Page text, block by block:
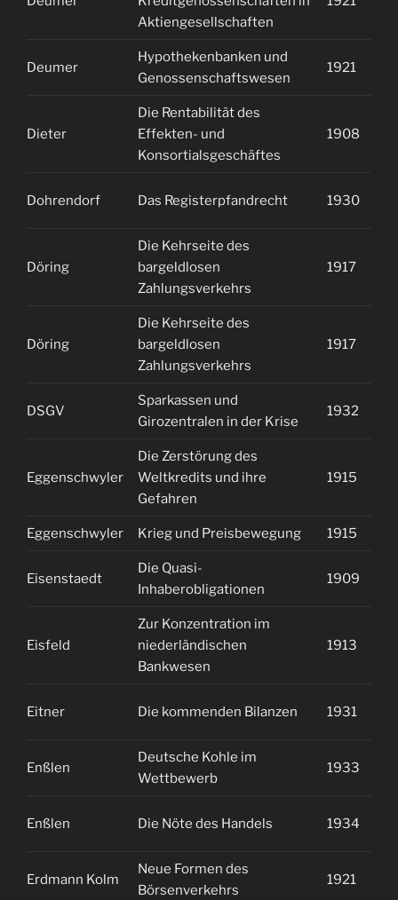
Aktiengesellschaften
Deumer
Hypothekenbanken und
Genossenschaftswesen
1921
Dieter
Die Rentabilität des
Effekten- und
Konsortialsgeschäftes
1908
Dohrendorf Das Registerpfandrecht 1930
Döring
Die Kehrseite des
bargeldlosen
Zahlungsverkehrs
1917
Döring
Die Kehrseite des
bargeldlosen
Zahlungsverkehrs
1917
DSGV
Sparkassen und
Girozentralen in der Krise
1932
Eggenschwyler
Die Zerstörung des
Weltkredits und ihre
Gefahren
1915
Eggenschwyler Krieg und Preisbewegung 1915
Eisenstaedt
Die Quasi-
Inhaberobligationen
1909
Eisfeld
Zur Konzentration im
niederländischen
Bankwesen
1913
Eitner Die kommenden Bilanzen 1931
Enßlen
Deutsche Kohle im
Wettbewerb
1933
Enßlen Die Nöte des Handels 1934
Erdmann Kolm
Neue Formen des
Börsenverkehrs
1921